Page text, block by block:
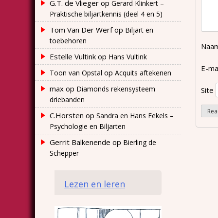
E-
Site
G.T. de Vlieger op Gerard Klinkert –
Praktische biljartkennis (deel 4 en 5)
Tom Van Der Werfop Biljart en
toebehoren
Estelle Vultink op Hans Vultink
Toon van Opstal op Acquits aftekenen
max op Diamonds rekensysteem
driebanden
C.Horsten op Sandra en Hans Eekels –
Psychologie en Biljarten
Gerrit Balkenende op Bierling de
Schepper
Lezen en leren